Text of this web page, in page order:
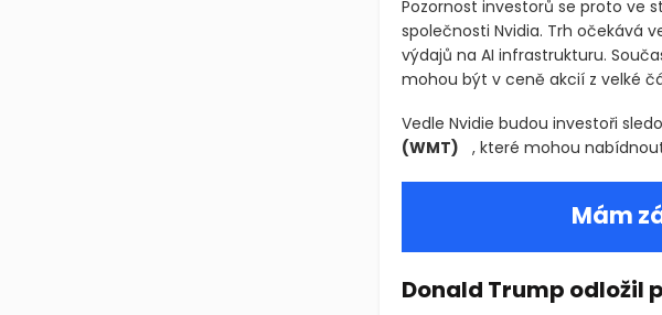
Pozornost investorů se proto ve
společnosti Nvidia. Trh očekává
výdajů na AI infrastrukturu.
mohou být v ceně akcií z velké
Vedle Nvidie budou investoři
(WMT)
, které mohou
Mám
Donald Trump odložil